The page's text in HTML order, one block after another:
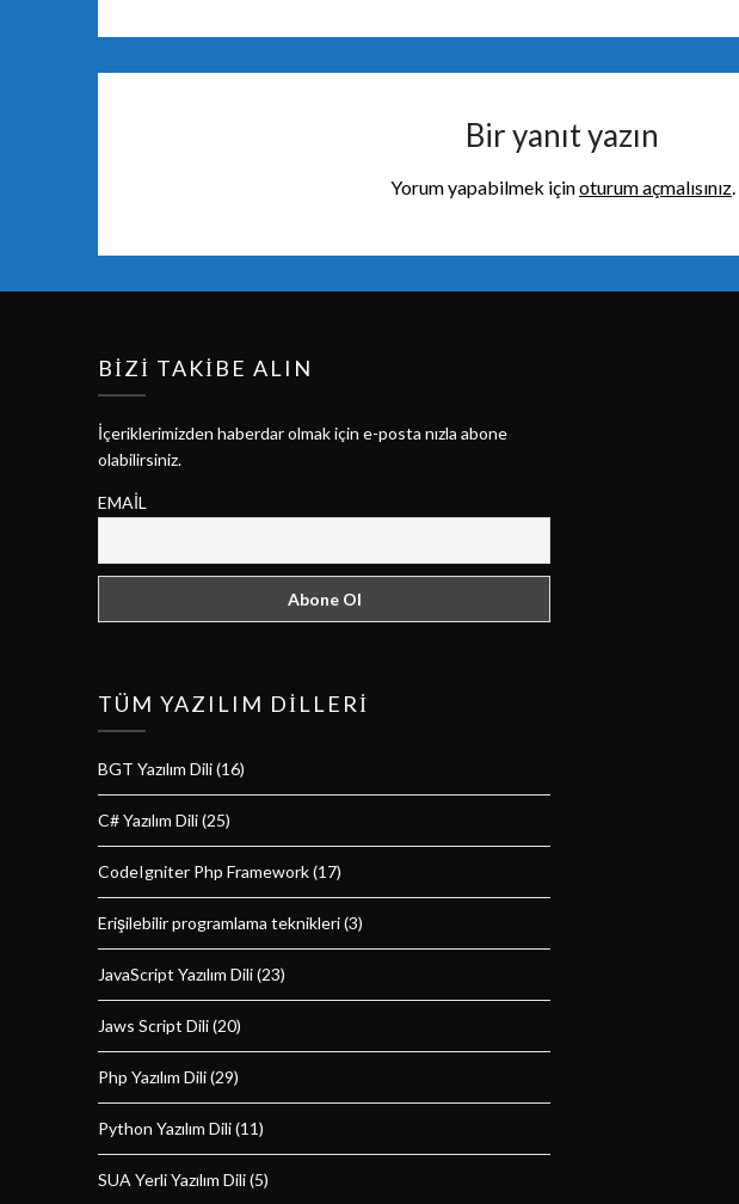
Bir yanıt yazın
Yorum yapabilmek içinoturum açmalısınız.
BIZI TAKIBE ALIN
İçeriklerimizden haberdar olmak için e-posta nızla abone
olabilirsiniz.
EMAIL
TÜM YAZILIM DILLERI
BGT Yazılım Dili(16)
C# Yazılım Dili(25)
CodeIgniter Php Framework(17)
Erişilebilir programlama teknikleri(3)
JavaScript Yazılım Dili(23)
Jaws Script Dili(20)
Php Yazılım Dili(29)
Python Yazılım Dili(11)
SUA Yerli Yazılım Dili(5)